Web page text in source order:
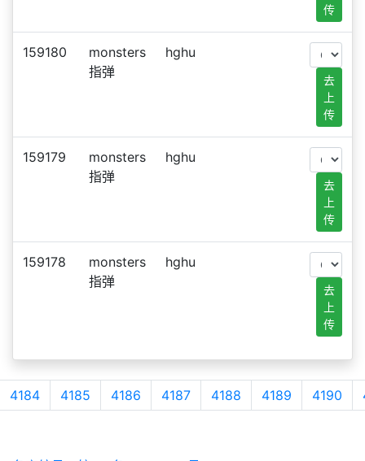
传
159180
monsters
指弹
hghu
去
上
传
159179
monsters
指弹
hghu
去
上
传
159178
monsters
指弹
hghu
去
上
传
4184 4185 4186 4187 4188 4189 4190